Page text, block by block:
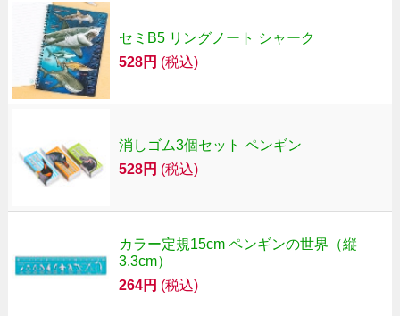
セミB5 リングノート シャーク
528円 (税込)
消しゴム3個セット ペンギン
528円 (税込)
カラー定規15cm ペンギンの世界（縦
3.3cm）
264円 (税込)